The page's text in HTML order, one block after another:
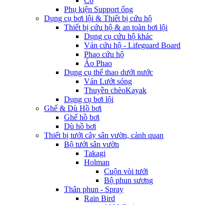
Phụ kiện Support ống
Dụng cụ bơi lội & Thiết bị cứu hộ
Thiết bị cứu hộ & an toàn bơi lội
Dụng cụ cứu hộ khác
Ván cứu hộ - Lifeguard Board
Phao cứu hộ
Áo Phao
Dụng cụ thể thao dưới nước
Ván Lướt sóng
Thuyền chèoKayak
Dụng cụ bơi lội
Ghế & Dù Hồ bơi
Ghế hồ bơi
Dù hồ bơi
Thiết bị tưới cây sân vườn, cảnh quan
Bộ tưới sân vườn
Takagi
Holman
Cuộn vòi tưới
Bộ phun sương
Thân phun - Spray
Rain Bird